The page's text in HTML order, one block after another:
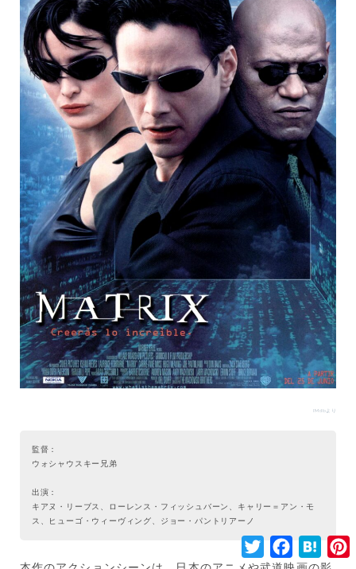
IMdbより
監督：
ウォシャウスキー兄弟
出演：
キアヌ・リーブス、ローレンス・フィッシュバーン、キャリー＝アン・モ
ス、ヒューゴ・ウィーヴィング、ジョー・パントリアーノ
T
w
F
a
H
a